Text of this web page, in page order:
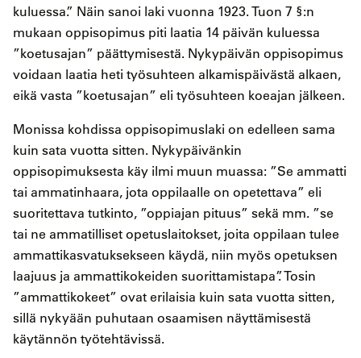
kuluessa.” Näin sanoi laki vuonna 1923. Tuon 7 §:n
mukaan oppisopimus piti laatia 14 päivän kuluessa
”koetusajan” päättymisestä. Nykypäivän oppisopimus
voidaan laatia heti työsuhteen alkamispäivästä alkaen,
eikä vasta ”koetusajan” eli työsuhteen koeajan jälkeen.
Monissa kohdissa oppisopimuslaki on edelleen sama
kuin sata vuotta sitten. Nykypäivänkin
oppisopimuksesta käy ilmi muun muassa: ”Se ammatti
tai ammatinhaara, jota oppilaalle on opetettava” eli
suoritettava tutkinto, ”oppiajan pituus” sekä mm. ”se
tai ne ammatilliset opetuslaitokset, joita oppilaan tulee
ammattikasvatuksekseen käydä, niin myös opetuksen
laajuus ja ammattikokeiden suorittamistapa”. Tosin
”ammattikokeet” ovat erilaisia kuin sata vuotta sitten,
sillä nykyään puhutaan osaamisen näyttämisestä
käytännön työtehtävissä.